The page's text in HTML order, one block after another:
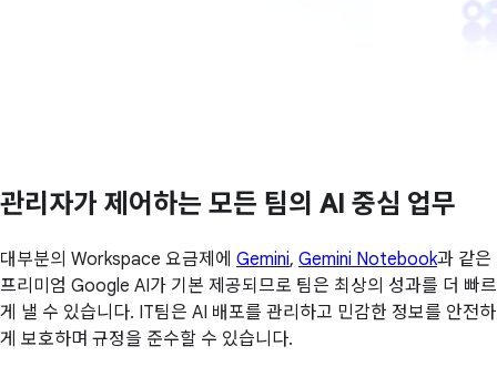
관리자가 제어하는 모든 팀의 AI 중심 업무
대부분의 Workspace 요금제에 Gemini, Gemini Notebook과 같은
프리미엄 Google AI가 기본 제공되므로 팀은 최상의 성과를 더 빠르
게 낼 수 있습니다. IT팀은 AI 배포를 관리하고 민감한 정보를 안전하
게 보호하며 규정을 준수할 수 있습니다.